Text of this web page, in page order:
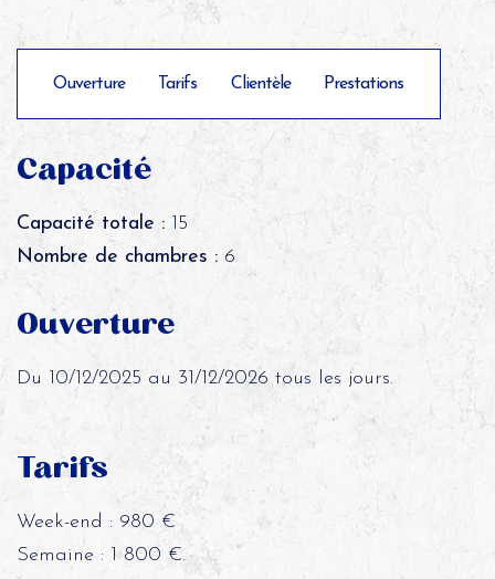
Ouverture Tarifs Clientèle Prestations
Capacité
Capacité totale :15
Nombre de chambres :6
Ouverture
Du 10/12/2025 au 31/12/2026 tous les jours.
Tarifs
Week-end : 980 €
Semaine : 1 800 €.